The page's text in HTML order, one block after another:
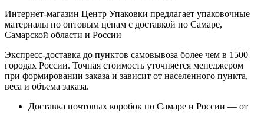
Интернет-магазин Центр Упаковки предлагает упаковочные
материалы по оптовым ценам с доставкой по Самаре,
Самарской области и России
Экспресс-доставка до пунктов самовывоза более чем в 1500
городах России. Точная стоимость уточняется менеджером
при формировании заказа и зависит от населенного пункта,
веса и объема заказа.
Доставка почтовых коробок по Самаре и России — от